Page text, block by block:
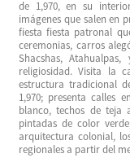
de 1,970, en su
imágenes que salen en
fiesta fiesta patronal
ceremonias, carros
Shacshas,
religiosidad. Visita la
estructura tradicional
1,970; presenta calles
blanco, techos de teja
pintadas de color
arquitectura colonial,
regionales a partir del